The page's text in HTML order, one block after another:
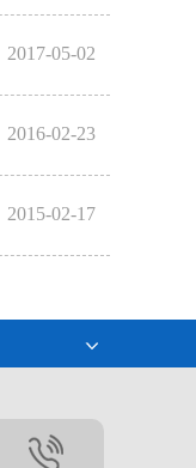
2017-05-02
2016-02-23
2015-02-17